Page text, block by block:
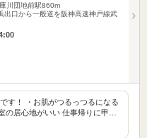
川団地前駅860m
出口から一般道を阪神高速神戸線武
す！ ・お肌がつるっつるになる
の居心地がいい 仕事帰りに甲…